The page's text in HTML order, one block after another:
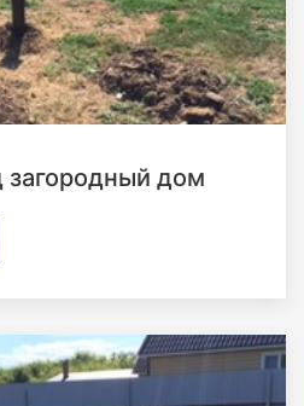
дом